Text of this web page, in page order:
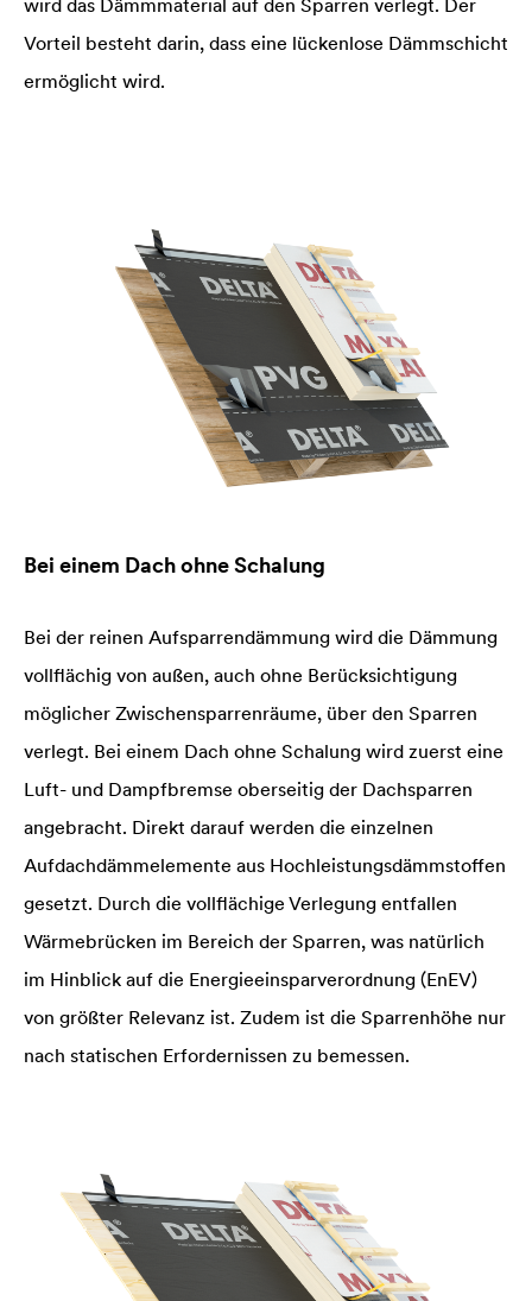
wird das Dämmmaterial auf den Sparren verlegt. Der
Vorteil besteht darin, dass eine lückenlose Dämmschicht
ermöglicht wird.
Bei einem Dach ohne Schalung
Bei der reinen Aufsparrendämmung wird die Dämmung
vollflächig von außen, auch ohne Berücksichtigung
möglicher Zwischensparrenräume, über den Sparren
verlegt. Bei einem Dach ohne Schalung wird zuerst eine
Luft- und Dampfbremse oberseitig der Dachsparren
angebracht. Direkt darauf werden die einzelnen
Aufdachdämmelemente aus Hochleistungsdämmstoffen
gesetzt. Durch die vollflächige Verlegung entfallen
Wärmebrücken im Bereich der Sparren, was natürlich
im Hinblick auf die Energieeinsparverordnung (EnEV)
von größter Relevanz ist. Zudem ist die Sparrenhöhe nur
nach statischen Erfordernissen zu bemessen.